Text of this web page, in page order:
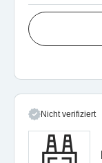
Nicht verifiziert